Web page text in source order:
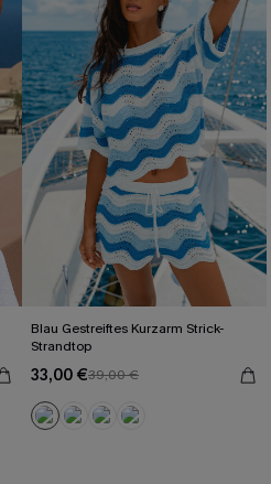
Blau Gestreiftes Kurzarm Strick-
Strandtop
33,00 €39,00 €